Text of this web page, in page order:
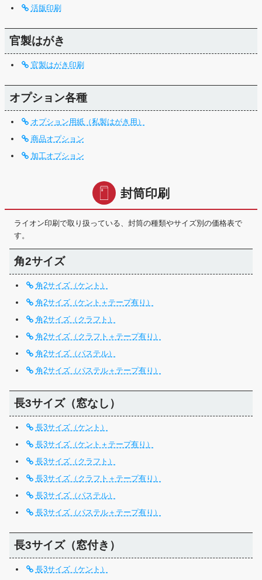
活版印刷
官製はがき
官製はがき印刷
オプション各種
オプション用紙（私製はがき用）
商品オプション
加工オプション
封筒印刷
ライオン印刷で取り扱っている、封筒の種類やサイズ別の価格表で
す。
角2サイズ
角2サイズ（ケント）
角2サイズ（ケント＋テープ有り）
角2サイズ（クラフト）
角2サイズ（クラフト＋テープ有り）
角2サイズ（パステル）
角2サイズ（パステル＋テープ有り）
長3サイズ（窓なし）
長3サイズ（ケント）
長3サイズ（ケント＋テープ有り）
長3サイズ（クラフト）
長3サイズ（クラフト＋テープ有り）
長3サイズ（パステル）
長3サイズ（パステル＋テープ有り）
長3サイズ（窓付き）
長3サイズ（ケント）